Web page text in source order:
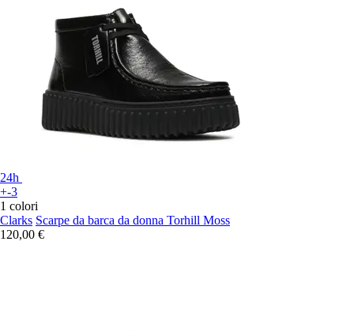
24h
+-3
1 colori
Clarks Scarpe da barca da donna Torhill Moss
120,00 €